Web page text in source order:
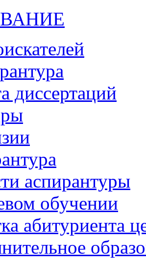
диссертаций
аспирантуры
обучении
абитуриента